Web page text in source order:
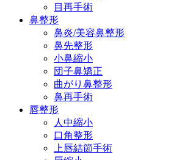
目再手術
鼻整形
鼻炎/美容鼻整形
鼻先整形
小鼻縮小
団子鼻矯正
曲がり鼻整形
鼻再手術
唇整形
人中縮小
口角整形
上唇結節手術